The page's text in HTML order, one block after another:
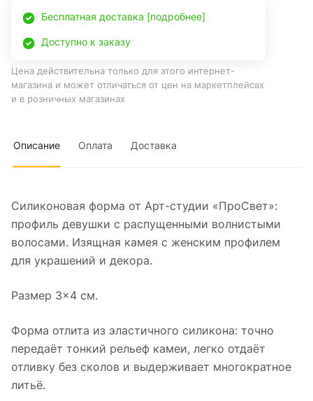
Бесплатная доставка [подробнее]
Доступно к заказу
Цена действительна только для этого интернет-
магазина и может отличаться от цен на маркетплейсах
и в розничных магазинах
Описание Оплата Доставка
Силиконовая форма от Арт-студии «ПроСвет»:
профиль девушки с распущенными волнистыми
волосами. Изящная камея с женским профилем
для украшений и декора.
Размер 3×4 см.
Форма отлита из эластичного силикона: точно
передаёт тонкий рельеф камеи, легко отдаёт
отливку без сколов и выдерживает многократное
литьё.